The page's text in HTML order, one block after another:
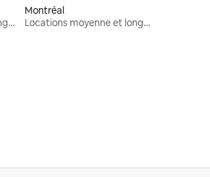
Locations moyenne et longue durée
Montréal
Locations moyenne et longue durée